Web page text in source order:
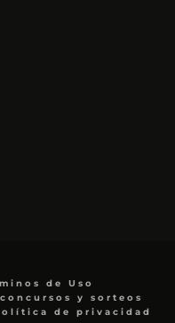
de Uso
y sorteos
de privacidad